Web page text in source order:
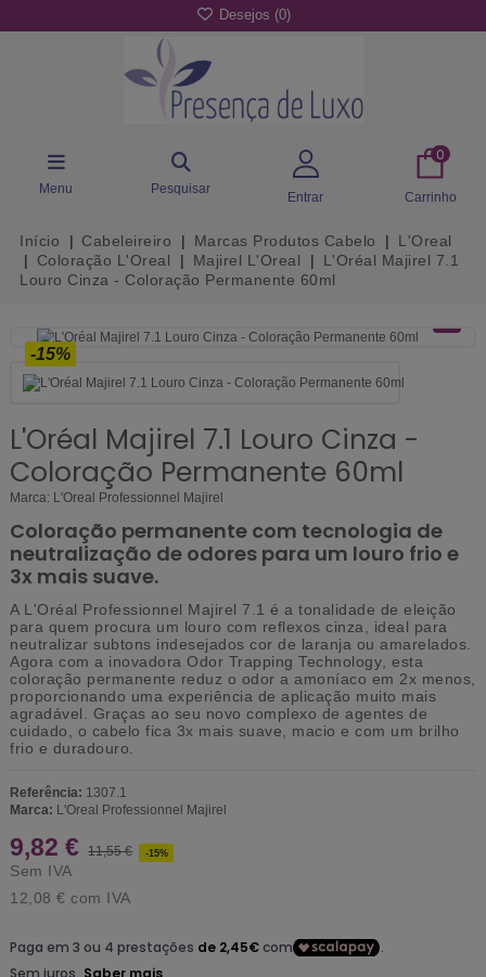
Desejos (0)
Menu Pesquisar
Entrar
0
Carrinho
Início Cabeleireiro Marcas Produtos Cabelo
L'Oreal
Coloração L'Oreal
Majirel L'Oreal
L'Oréal Majirel 7.1
Louro Cinza - Coloração Permanente 60ml
-15%
L'Oréal Majirel 7.1 Louro Cinza -
Coloração Permanente 60ml
Marca: L'Oreal Professionnel Majirel
Coloração permanente com tecnologia de
neutralização de odores para um louro frio e
3x mais suave.
A L'Oréal Professionnel Majirel 7.1 é a tonalidade de eleição
para quem procura um louro com reflexos cinza, ideal para
neutralizar subtons indesejados cor de laranja ou amarelados.
Agora com a inovadora Odor Trapping Technology, esta
coloração permanente reduz o odor a amoníaco em 2x menos,
proporcionando uma experiência de aplicação muito mais
agradável. Graças ao seu novo complexo de agentes de
cuidado, o cabelo fica 3x mais suave, macio e com um brilho
frio e duradouro.
Referência: 1307.1
Marca: L'Oreal Professionnel Majirel
9,82 € 11,55 € -15%
Sem IVA
12,08 € com IVA